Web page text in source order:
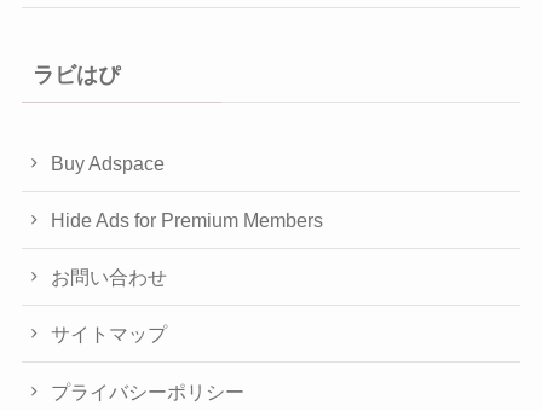
ラビはぴ
Buy Adspace
Hide Ads for Premium Members
お問い合わせ
サイトマップ
プライバシーポリシー